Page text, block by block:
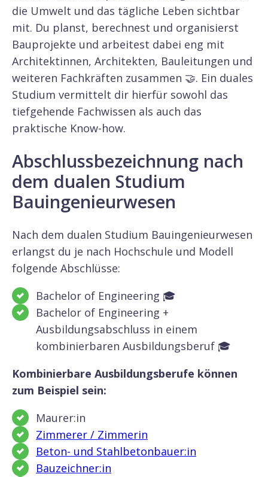
die Umwelt und das tägliche Leben sichtbar
mit. Du planst, berechnest und organisierst
Bauprojekte und arbeitest dabei eng mit
Architektinnen, Architekten, Bauleitungen und
weiteren Fachkräften zusammen 🤝. Ein duales
Studium vermittelt dir hierfür sowohl das
tiefgehende Fachwissen als auch das
praktische Know-how.
Abschlussbezeichnung nach
dem dualen Studium
Bauingenieurwesen
Nach dem dualen Studium Bauingenieurwesen
erlangst du je nach Hochschule und Modell
folgende Abschlüsse:
Bachelor of Engineering 🎓
Bachelor of Engineering +
Ausbildungsabschluss in einem
kombinierbaren Ausbildungsberuf 🎓
Kombinierbare Ausbildungsberufe können
zum Beispiel sein:
Maurer:in
Zimmerer / Zimmerin
Beton- und Stahlbetonbauer:in
Bauzeichner:in